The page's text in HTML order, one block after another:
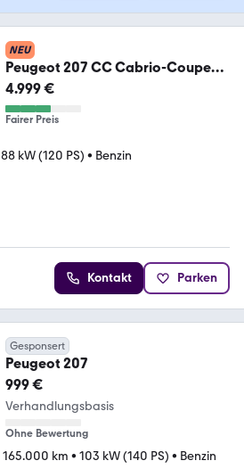
NEU
Peugeot 207 CC Cabrio-Coupe
Premium*Klima
4.999 €
Fairer Preis
88 kW (120 PS) • Benzin
Kontakt Parken
Gesponsert
Peugeot 207
999 €
Verhandlungsbasis
Ohne Bewertung
165.000 km • 103 kW (140 PS) • Benzin